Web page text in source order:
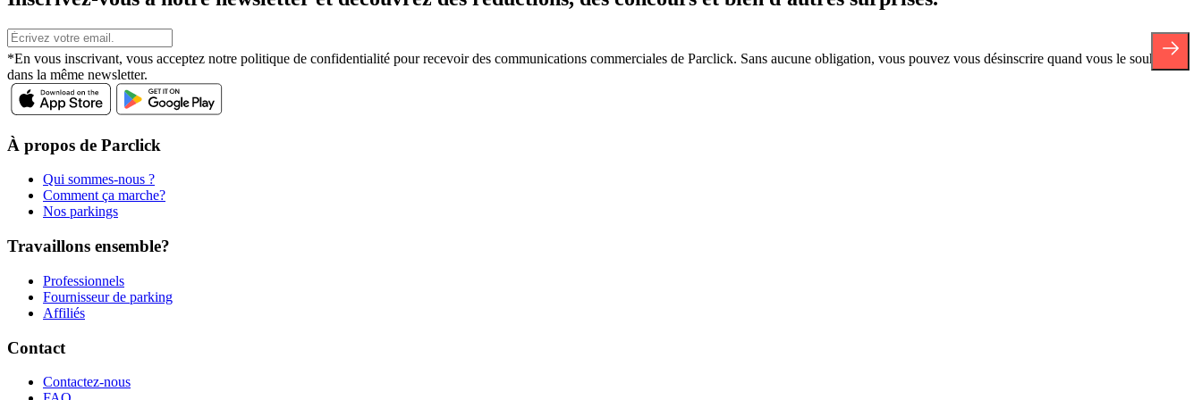
*En vous inscrivant, vous acceptez notre politique de confidentialité pour recevoir des communications commerciales de Parclick. Sans aucune obligation, vous pouvez vous désinscrire quand vous le souhaitez
dans la même newsletter.
À propos de Parclick
Qui sommes-nous ?
Comment ça marche?
Nos parkings
Travaillons ensemble?
Professionnels
Fournisseur de parking
Affiliés
Contact
Contactez-nous